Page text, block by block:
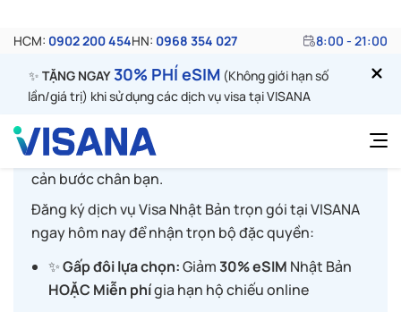
cùng Visana tìm câu trả lời qua bài dưới đây nhé!
Nếu bạn đang lên kế hoạch cho chuyến đi tới xứ sở
Phù Tang thì đây là thời điểm "vàng" để bắt đầu.
Trong bối cảnh phí thị thực Nhật Bản đang có xu
hướng tăng cao, đừng để việc tăng phí thị thực
cản bước chân bạn.
Đăng ký dịch vụ Visa Nhật Bản trọn gói tại VISANA
ngay hôm nay để nhận trọn bộ đặc quyền:
✨Gấp đôi lựa chọn:Giảm30% eSIM Nhật Bản
HOẶC Miễn phígia hạn hộ chiếu online